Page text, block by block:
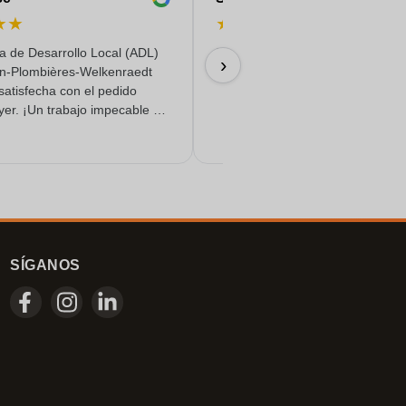
★
de Desarrollo Local (ADL)
Plombières-Welkenraedt
con el pedido
¡Un trabajo impecable y
de calidad!
★
Rápido, fiable y con entrega de
18/06/2026
›
SÍGANOS